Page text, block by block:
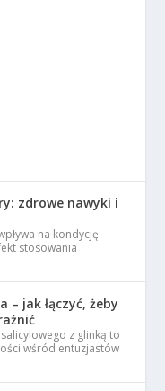
zdrowe nawyki i
na kondycję
stosowania
– jak łączyć, żeby
salicylowego z glinką to
wśród entuzjastów